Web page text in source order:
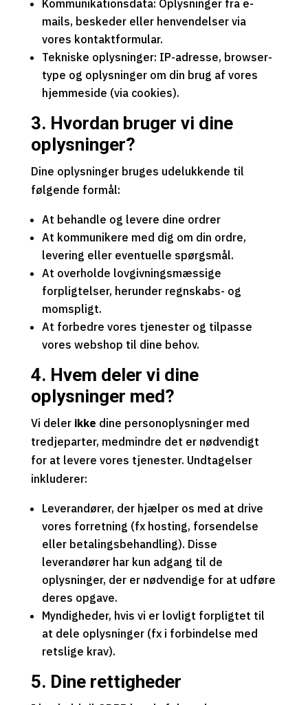
Kommunikationsdata: Oplysninger fra e-
mails, beskeder eller henvendelser via
vores kontaktformular.
Tekniske oplysninger: IP-adresse, browser-
type og oplysninger om din brug af vores
hjemmeside (via cookies).
3. Hvordan bruger vi dine
oplysninger?
Dine oplysninger bruges udelukkende til
følgende formål:
At behandle og levere dine ordrer
At kommunikere med dig om din ordre,
levering eller eventuelle spørgsmål.
At overholde lovgivningsmæssige
forpligtelser, herunder regnskabs- og
momspligt.
At forbedre vores tjenester og tilpasse
vores webshop til dine behov.
4. Hvem deler vi dine
oplysninger med?
Vi deler ikke dine personoplysninger med
tredjeparter, medmindre det er nødvendigt
for at levere vores tjenester. Undtagelser
inkluderer:
Leverandører, der hjælper os med at drive
vores forretning (fx hosting, forsendelse
eller betalingsbehandling). Disse
leverandører har kun adgang til de
oplysninger, der er nødvendige for at udføre
deres opgave.
Myndigheder, hvis vi er lovligt forpligtet til
at dele oplysninger (fx i forbindelse med
retslige krav).
5. Dine rettigheder